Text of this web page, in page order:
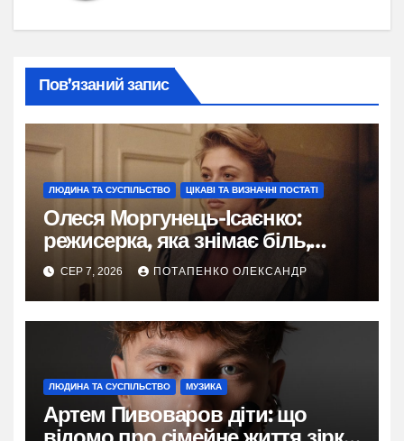
Пов’язаний запис
ЛЮДИНА ТА СУСПІЛЬСТВО ЦІКАВІ ТА ВИЗНАЧНІ ПОСТАТІ
Олеся Моргунець-Ісаєнко:
режисерка, яка знімає біль,
пам’ять і надію України
СЕР 7, 2026 ПОТАПЕНКО ОЛЕКСАНДР
ЛЮДИНА ТА СУСПІЛЬСТВО МУЗИКА
Артем Пивоваров діти: що